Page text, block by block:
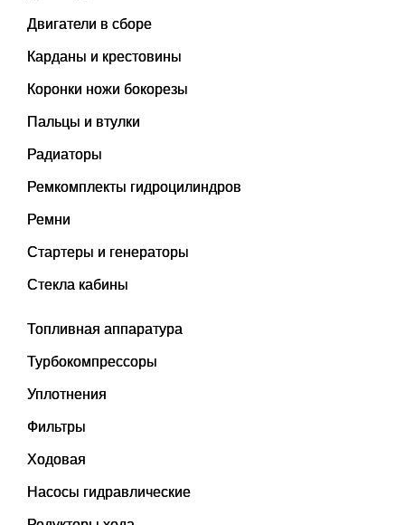
Двигатели в сборе
Карданы и крестовины
Коронки ножи бокорезы
Пальцы и втулки
Радиаторы
Ремкомплекты гидроцилиндров
Ремни
Стартеры и генераторы
Стекла кабины
Топливная аппаратура
Турбокомпрессоры
Уплотнения
Фильтры
Ходовая
Насосы гидравлические